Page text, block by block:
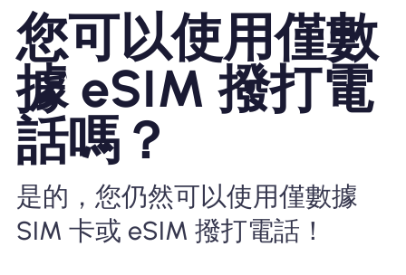
購買計劃
關於eSIM
為什麼選擇Nomad eSIM
您可以使用僅數
據 eSIM 撥打電
話嗎？
是的，您仍然可以使用僅數據
SIM 卡或 eSIM 撥打電話！